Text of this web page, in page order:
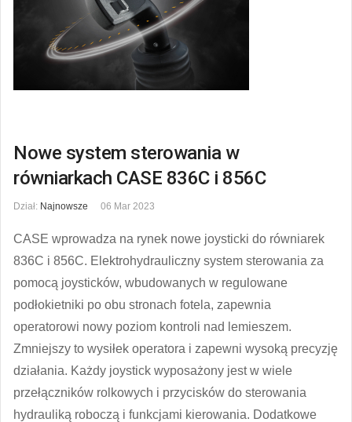
Nowe system sterowania w
równiarkach CASE 836C i 856C
Dział: Najnowsze 06 Mar 2023
CASE wprowadza na rynek nowe joysticki do równiarek
836C i 856C. Elektrohydrauliczny system sterowania za
pomocą joysticków, wbudowanych w regulowane
podłokietniki po obu stronach fotela, zapewnia
operatorowi nowy poziom kontroli nad lemieszem.
Zmniejszy to wysiłek operatora i zapewni wysoką precyzję
działania. Każdy joystick wyposażony jest w wiele
przełączników rolkowych i przycisków do sterowania
hydrauliką roboczą i funkcjami kierowania. Dodatkowe